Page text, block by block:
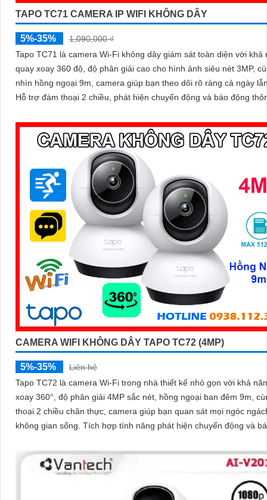
TAPO TC71 CAMERA IP WIFI KHÔNG DÂY
5%-35%
1,090,000 ₫
Tapo TC71 là camera Wi-Fi không dây giám sát toàn diện với khả
quay xoay 360 độ, độ phân giải cao cho hình ảnh siêu nét 3MP,
nhìn hồng ngoại 9m, camera giúp bạn theo dõi rõ ràng cả ngày
Hỗ trợ đàm thoại 2 chiều, phát hiện chuyển động và báo động
động bảo vệ an toàn cho ngôi nhà bạn
CAMERA WIFI KHÔNG DÂY TAPO TC72 (4MP)
5%-35%
Liên hệ
Tapo TC72 là camera Wi-Fi trong nhà thiết kế nhỏ gọn với khả
xoay 360°, độ phân giải 4MP sắc nét, hồng ngoại ban đêm 9m,
thoại 2 chiều chân thực, camera giúp bạn quan sát mọi ngóc
không gian sống. Tích hợp tính năng phát hiện chuyển động và báo động
sự an tâm tuyệt đối cho cả gia đình